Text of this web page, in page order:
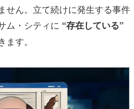
せん。立て続けに発生する事件
ム・シティに “存在している”
す。